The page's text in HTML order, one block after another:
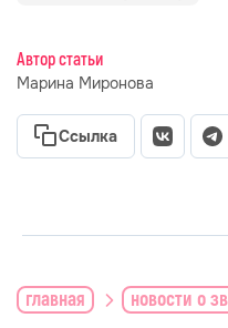
Автор статьи
Марина Миронова
Ссылка
главная новости о